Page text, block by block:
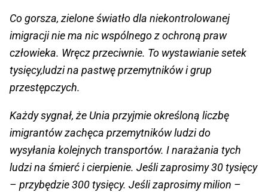
Co gorsza, zielone światło dla niekontrolowanej
imigracji nie ma nic wspólnego z ochroną praw
człowieka. Wręcz przeciwnie. To wystawianie setek
tysięcy,ludzi na pastwę przemytników i grup
przestępczych.
Każdy sygnał, że Unia przyjmie określoną liczbę
imigrantów zachęca przemytników ludzi do
wysyłania kolejnych transportów. I narażania tych
ludzi na śmierć i cierpienie. Jeśli zaprosimy 30 tysięcy
– przybędzie 300 tysięcy. Jeśli zaprosimy milion –